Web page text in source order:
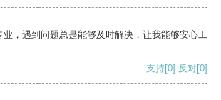
业，遇到问题总是能够及时解决，让我能够安心工
支持[0] 反对[0]